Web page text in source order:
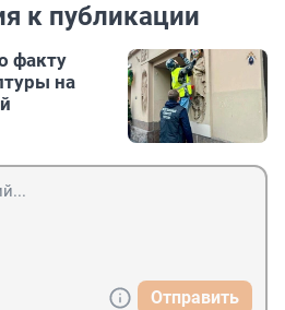
к публикации
факту
на
Отправить